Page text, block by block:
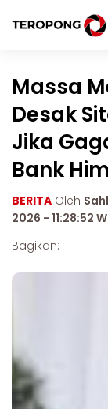
Massa
Desak
Jika
Bank
BERITA Oleh
2026 - 11:28:52
Bagikan: